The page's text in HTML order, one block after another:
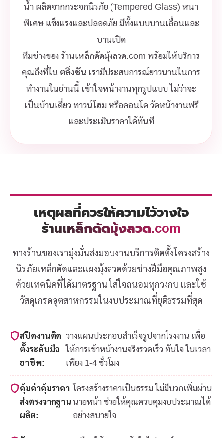
น้ำ ผลิตจากกระจกนิรภัย (Tempered Glass) หนา
พิเศษ แข็งแรงและปลอดภัย มีทั้งแบบบานเลื่อนและ
บานเปิด
ทีมช่างของ ร้านเหล็กดัดมุ้งลวด.com พร้อมให้บริการ
คุณถึงที่ใน ตลิ่งชัน เรามีประสบการณ์ยาวนานในการ
ทำงานในย่านนี้ เข้าใจหน้างานทุกรูปแบบ ไม่ว่าจะ
เป็นบ้านเดี่ยว ทาวน์โฮม หรือคอนโด วัดหน้างานฟรี
และประเมินราคาได้ทันที
เหตุผลที่ควรให้ความไว้วางใจ
ร้านเหล็กดัดมุ้งลวด.com
ทางร้านของเรามุ่งมั่นส่งมอบงานบริการติดตั้งโครงสร้าง
นิรภัยเหล็กดัดและแผงมุ้งลวดด้วยช่างฝีมือคุณภาพสูง
ด้วยเทคนิคที่ได้มาตรฐาน ใส่ใจถนอมทุกวงกบ และใช้
วัสดุเกรดอุตสาหกรรมในงบประมาณที่ยุติธรรมที่สุด
สปีดงานติด
ตั้งระดับมือ
อาชีพ:
วางแผนประกอบสำเร็จรูปจากโรงงาน เพื่อ
ให้การเข้าหน้างานจริงรวดเร็ว ทันใจ ในเวลา
เพียง 1-4 ชั่วโมง
คุ้มค่าคุ้มราคา
ส่งตรงจากฐาน
ผลิต:
โครงสร้างราคาเป็นธรรม ไม่มีบวกเพิ่มผ่าน
นายหน้า ช่วยให้คุณควบคุมงบประมาณได้
อย่างสบายใจ